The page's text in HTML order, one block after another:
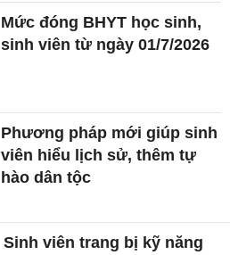
Mức đóng BHYT học sinh,
sinh viên từ ngày 01/7/2026
Phương pháp mới giúp sinh
viên hiểu lịch sử, thêm tự
hào dân tộc
Sinh viên trang bị kỹ năng